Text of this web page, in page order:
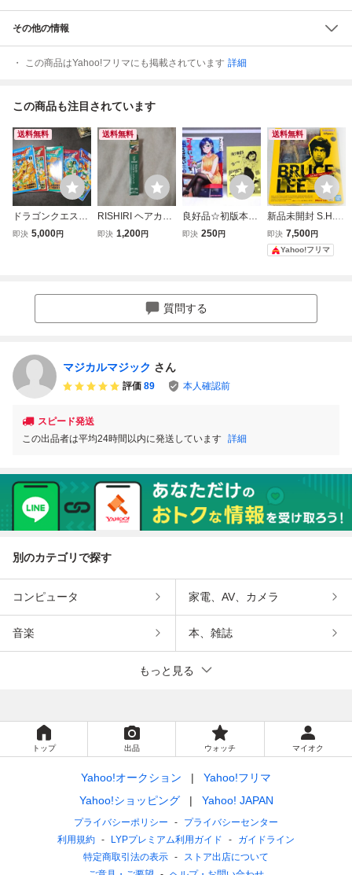
その他の情報
この商品はYahoo!フリマにも掲載されています 詳細
この商品も注目されています
送料無料
ドラゴンクエス
ト プリンセスア
即決 5,000円
送料無料
RISHIRI ヘアカラ
ースティック サ
くし 白髪用 白髪
即決 1,200円
良好品☆初版本・
特典付き 可愛い上
即決 250円
送料無料
新品未開封 S.H.Fi
guarts ブルース・
リー LEGACY 50t
h Ver. フィギュア
即決 7,500円
Yahoo!フリマ
質問する
マジカルマジック さん
評価 89 本人確認前
スピード発送
この出品者は平均24時間以内に発送しています 詳細
別のカテゴリで探す
コンピュータ 家電、AV、カメラ
音楽 本、雑誌
もっと見る
トップ 出品 ウォッチ マイオク
Yahoo!オークション
Yahoo!フリマ
Yahoo!ショッピング
Yahoo! JAPAN
プライバシーポリシー
プライバシーセンター
利用規約
LYPプレミアム利用ガイド
ガイドライン
特定商取引法の表示
ストア出店について